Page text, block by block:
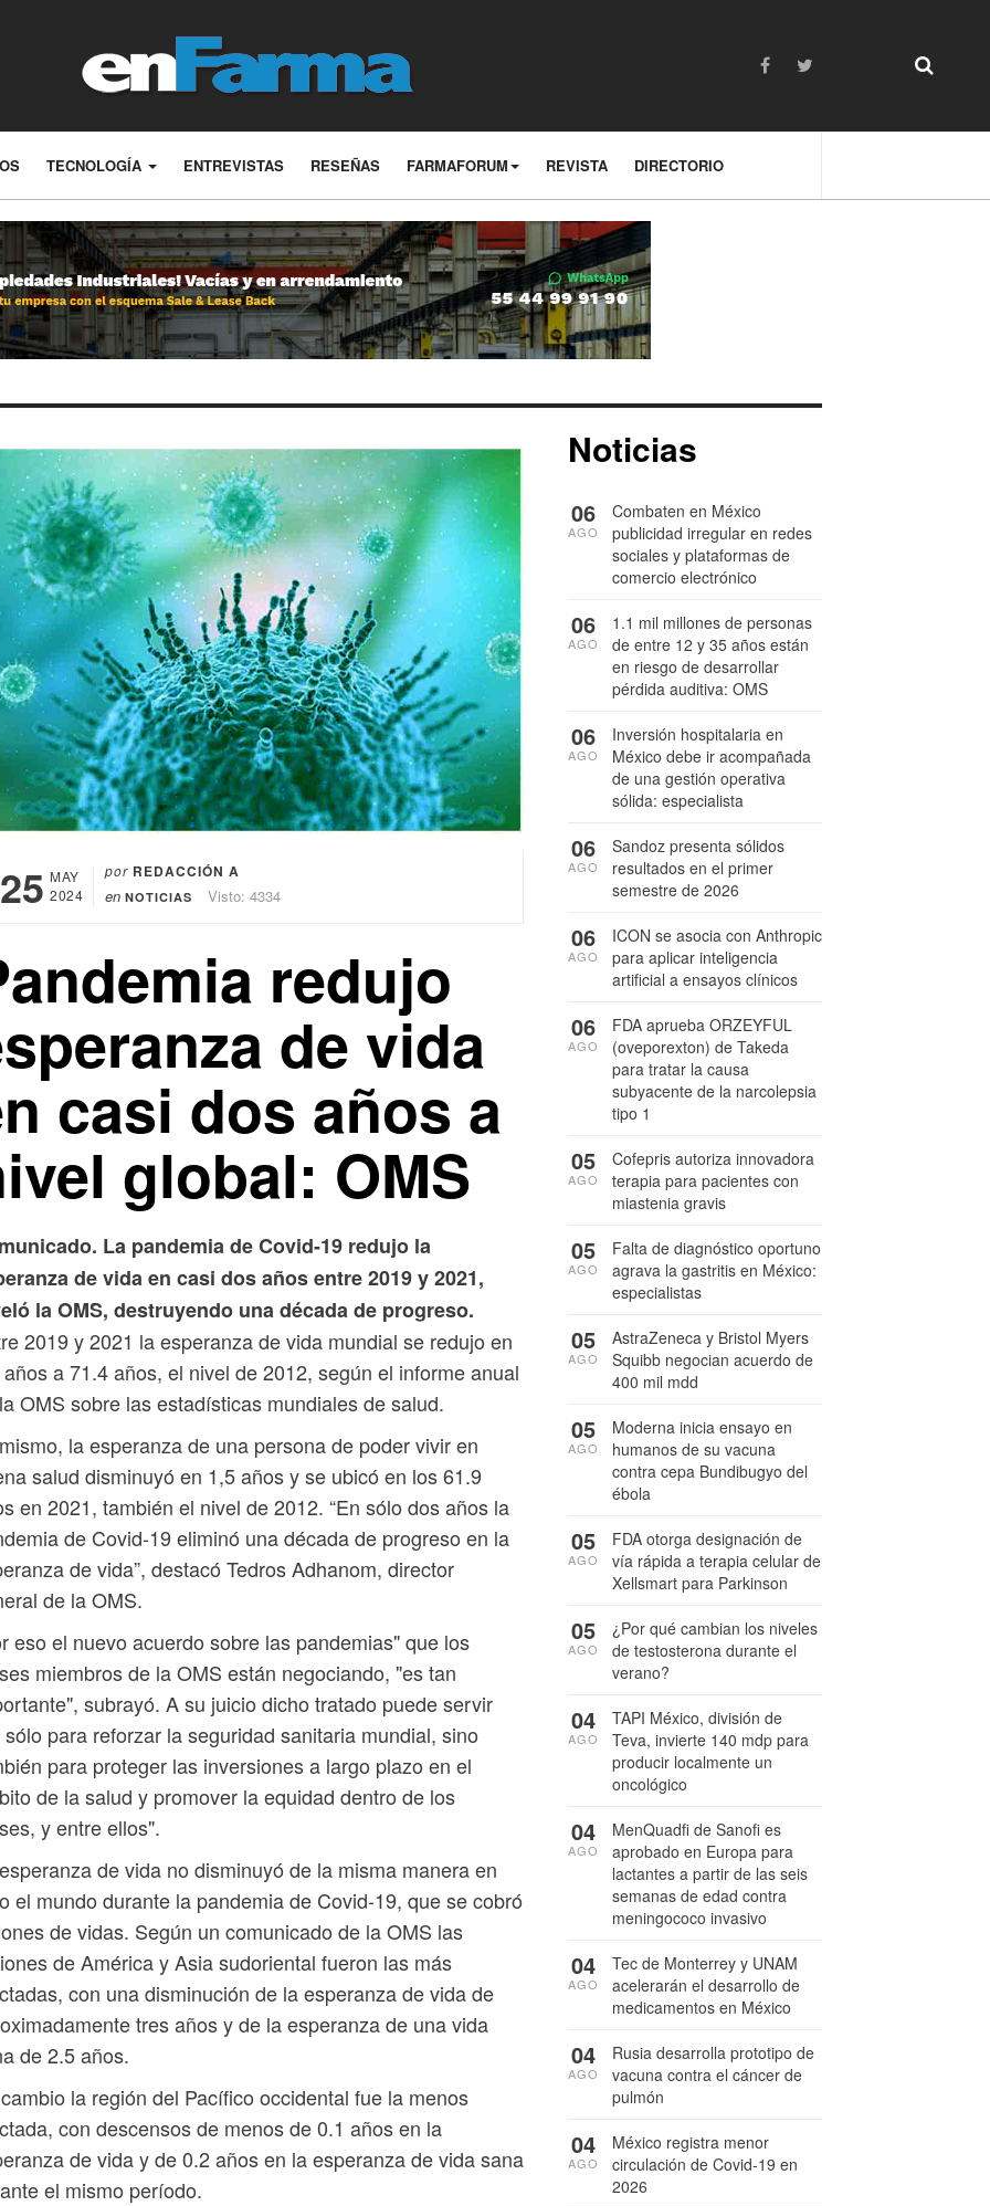
TECNOLOGÍA ENTREVISTAS RESEÑAS FARMAFORUM REVISTA DIRECTORIO
25 MAY
2024
por REDACCIÓN A
en NOTICIAS Visto: 4334
redujo
de vida
casi dos años a
global: OMS
La pandemia de Covid-19 redujo la
de vida en casi dos años entre 2019 y 2021,
la OMS, destruyendo una década de progreso.
2019 y 2021 la esperanza de vida mundial se redujo en
a 71.4 años, el nivel de 2012, según el informe anual
OMS sobre las estadísticas mundiales de salud.
la esperanza de una persona de poder vivir en
salud disminuyó en 1,5 años y se ubicó en los 61.9
en 2021, también el nivel de 2012. “En sólo dos años la
de Covid-19 eliminó una década de progreso en la
de vida”, destacó Tedros Adhanom, director
de la OMS.
eso el nuevo acuerdo sobre las pandemias" que los
miembros de la OMS están negociando, "es tan
subrayó. A su juicio dicho tratado puede servir
sólo para reforzar la seguridad sanitaria mundial, sino
para proteger las inversiones a largo plazo en el
de la salud y promover la equidad dentro de los
y entre ellos".
de vida no disminuyó de la misma manera en
el mundo durante la pandemia de Covid-19, que se cobró
de vidas. Según un comunicado de la OMS las
de América y Asia sudoriental fueron las más
con una disminución de la esperanza de vida de
tres años y de la esperanza de una vida
de 2.5 años.
la región del Pacífico occidental fue la menos
con descensos de menos de 0.1 años en la
de vida y de 0.2 años en la esperanza de vida sana
el mismo período.
Noticias
Combaten en México
publicidad irregular en redes
sociales y plataformas de
comercio electrónico
06
AGO
1.1 mil millones de personas
de entre 12 y 35 años están
en riesgo de desarrollar
pérdida auditiva: OMS
06
AGO
Inversión hospitalaria en
México debe ir acompañada
de una gestión operativa
sólida: especialista
06
AGO
Sandoz presenta sólidos
resultados en el primer
semestre de 2026
06
AGO
ICON se asocia con Anthropic
para aplicar inteligencia
artificial a ensayos clínicos
06
AGO
FDA aprueba ORZEYFUL
(oveporexton) de Takeda
para tratar la causa
subyacente de la narcolepsia
tipo 1
06
AGO
Cofepris autoriza innovadora
terapia para pacientes con
miastenia gravis
05
AGO
Falta de diagnóstico oportuno
agrava la gastritis en México:
especialistas
05
AGO
AstraZeneca y Bristol Myers
Squibb negocian acuerdo de
400 mil mdd
05
AGO
Moderna inicia ensayo en
humanos de su vacuna
contra cepa Bundibugyo del
ébola
05
AGO
FDA otorga designación de
vía rápida a terapia celular de
Xellsmart para Parkinson
05
AGO
¿Por qué cambian los niveles
de testosterona durante el
verano?
05
AGO
TAPI México, división de
Teva, invierte 140 mdp para
producir localmente un
oncológico
04
AGO
MenQuadfi de Sanofi es
aprobado en Europa para
lactantes a partir de las seis
semanas de edad contra
meningococo invasivo
04
AGO
Tec de Monterrey y UNAM
acelerarán el desarrollo de
medicamentos en México
04
AGO
Rusia desarrolla prototipo de
vacuna contra el cáncer de
pulmón
04
AGO
México registra menor
circulación de Covid-19 en
2026
04
AGO